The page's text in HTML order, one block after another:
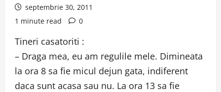
septembrie 30, 2011
1 minute read
0
Tineri casatoriti :
– Draga mea, eu am regulile mele. Dimineata
la ora 8 sa fie micul dejun gata, indiferent
daca sunt acasa sau nu. La ora 13 sa fie